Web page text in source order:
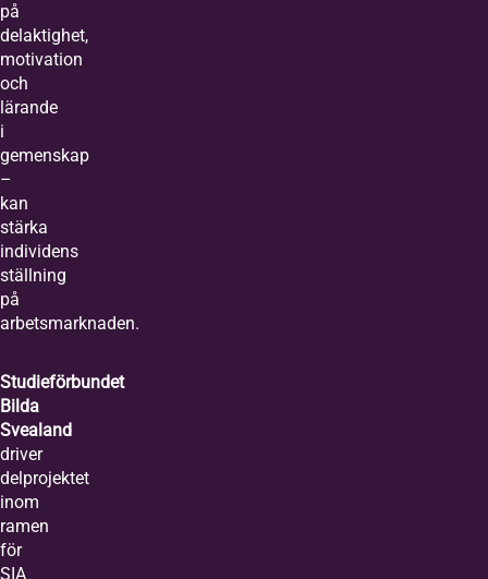
på
delaktighet,
motivation
och
lärande
i
gemenskap
–
kan
stärka
individens
ställning
på
arbetsmarknaden.
Studieförbundet
Bilda
Svealand
driver
delprojektet
inom
ramen
för
SIA